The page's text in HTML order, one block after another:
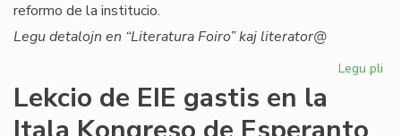
reformo de la institucio.
Legu detalojn en “Literatura Foiro” kaj literator@
Legu pli
Lekcio de EIE gastis en la